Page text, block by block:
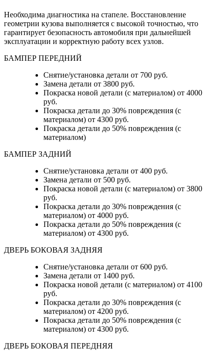
Необходима диагностика на стапеле. Восстановление
геометрии кузова выполняется с высокой точностью, что
гарантирует безопасность автомобиля при дальнейшей
эксплуатации и корректную работу всех узлов.
БАМПЕР ПЕРЕДНИЙ
Снятие/установка детали от 700 руб.
Замена детали от 3800 руб.
Покраска новой детали (с материалом) от 4000
руб.
Покраска детали до 30% повреждения (с
материалом) от 4300 руб.
Покраска детали до 50% повреждения (с
материалом)
БАМПЕР ЗАДНИЙ
Снятие/установка детали от 400 руб.
Замена детали от 500 руб.
Покраска новой детали (с материалом) от 3800
руб.
Покраска детали до 30% повреждения (с
материалом) от 4000 руб.
Покраска детали до 50% повреждения (с
материалом) от 4300 руб.
ДВЕРЬ БОКОВАЯ ЗАДНЯЯ
Снятие/установка детали от 600 руб.
Замена детали от 1400 руб.
Покраска новой детали (с материалом) от 4100
руб.
Покраска детали до 30% повреждения (с
материалом) от 4200 руб.
Покраска детали до 50% повреждения (с
материалом) от 4300 руб.
ДВЕРЬ БОКОВАЯ ПЕРЕДНЯЯ